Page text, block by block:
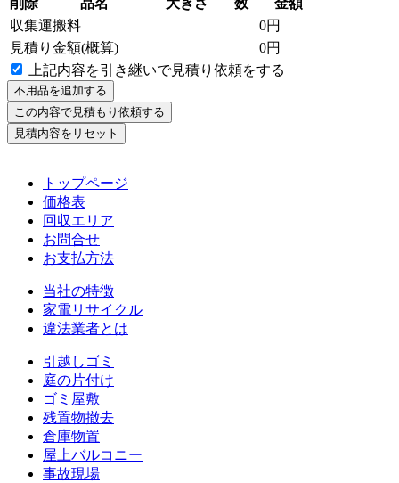
収集運搬料
0円
見積り金額(概算)
0円
上記内容を引き継いで見積り依頼をする
トップページ
価格表
回収エリア
お問合せ
お支払方法
当社の特徴
家電リサイクル
違法業者とは
引越しゴミ
庭の片付け
ゴミ屋敷
残置物撤去
倉庫物置
屋上バルコニー
事故現場